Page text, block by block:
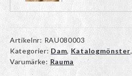
Artikelnr: RAU080003
Kategorier: Dam, Katalogmönster,
Varumärke: Rauma